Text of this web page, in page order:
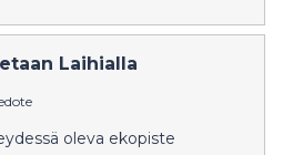
Laihialla
oleva ekopiste